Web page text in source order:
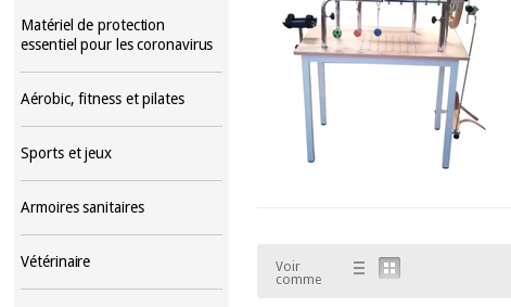
Matériel de protection
essentiel pour les coronavirus
Aérobic, fitness et pilates
Sports et jeux
Armoires sanitaires
Vétérinaire
Voir
comme